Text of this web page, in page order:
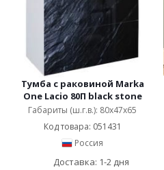
Тумба с раковиной Marka
One Lacio 80П black stone
Габариты (ш.г.в.): 80x47x65
Код товара: 051431
Россия
Доставка: 1-2 дня